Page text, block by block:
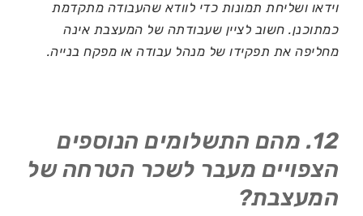
וידאו ושליחת תמונות כדי לוודא שהעבודה מתקדמת
כמתוכנן. חשוב לציין שעבודתה של המעצבת אינה
מחליפה את תפקידו של מנהל עבודה או מפקח בנייה.
12. מהם התשלומים הנוספים
הצפויים מעבר לשכר הטרחה של
המעצבת?